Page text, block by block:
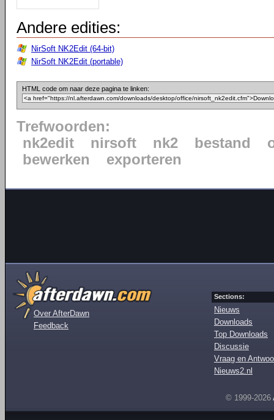
Andere edities:
NirSoft NK2Edit (64-bit)
NirSoft NK2Edit (portable)
HTML code om naar deze pagina te linken:
Trefwoorden:
nk2edit
nirsoft nk2 bestand
bewerken
exporteren
Over AfterDawn
Feedback
Sections:
Nieuws
Downloads
Top Downloads
Discussie
Vraag en
Nieuws2.nl
© 1999-2026